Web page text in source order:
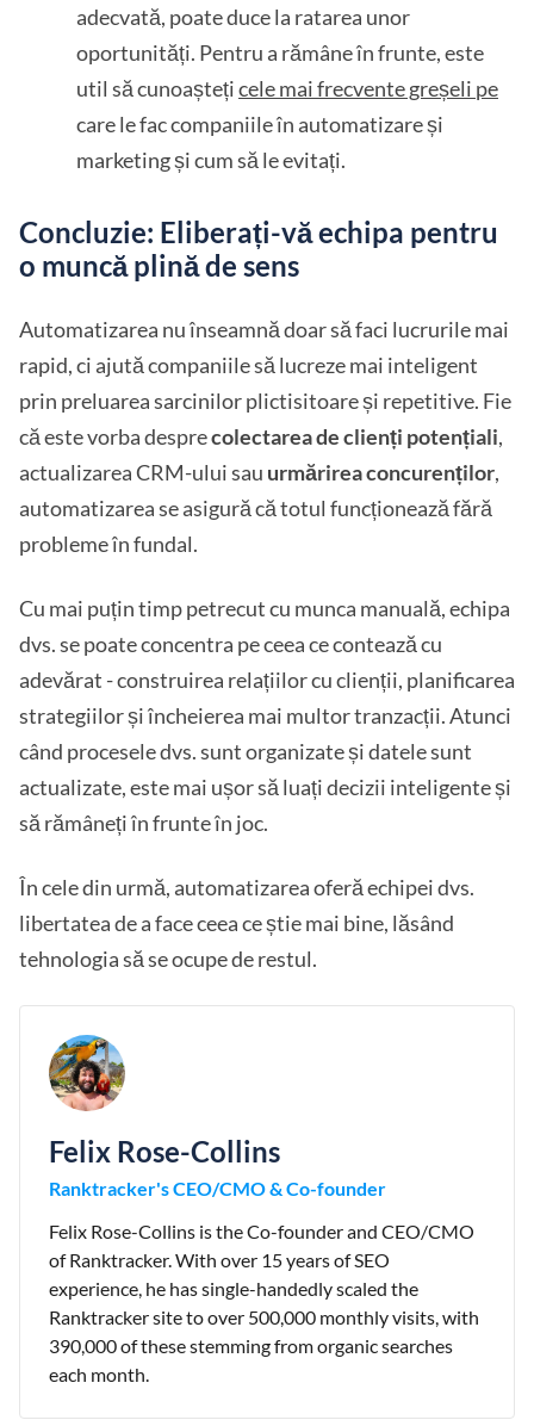
adecvată, poate duce la ratarea unor
oportunități. Pentru a rămâne în frunte, este
util să cunoaștețicele mai frecvente greșeli pe
care le fac companiile în automatizare și
marketing și cum să le evitați.
Concluzie: Eliberați-vă echipa pentru
o muncă plină de sens
Automatizarea nu înseamnă doar să faci lucrurile mai
rapid, ci ajută companiile să lucreze mai inteligent
prin preluarea sarcinilor plictisitoare și repetitive. Fie
că este vorba desprecolectarea de clienți potențiali,
actualizarea CRM-ului sau urmărirea concurenților,
automatizarea se asigură că totul funcționează fără
probleme în fundal.
Cu mai puțin timp petrecut cu munca manuală, echipa
dvs. se poate concentra pe ceea ce contează cu
adevărat - construirea relațiilor cu clienții, planificarea
strategiilor și încheierea mai multor tranzacții. Atunci
când procesele dvs. sunt organizate și datele sunt
actualizate, este mai ușor să luați decizii inteligente și
să rămâneți în frunte în joc.
În cele din urmă, automatizarea oferă echipei dvs.
libertatea de a face ceea ce știe mai bine, lăsând
tehnologia să se ocupe de restul.
Felix Rose-Collins
Ranktracker's CEO/CMO & Co-founder
Felix Rose-Collins is the Co-founder and CEO/CMO
of Ranktracker. With over 15 years of SEO
experience, he has single-handedly scaled the
Ranktracker site to over 500,000 monthly visits, with
390,000 of these stemming from organic searches
each month.